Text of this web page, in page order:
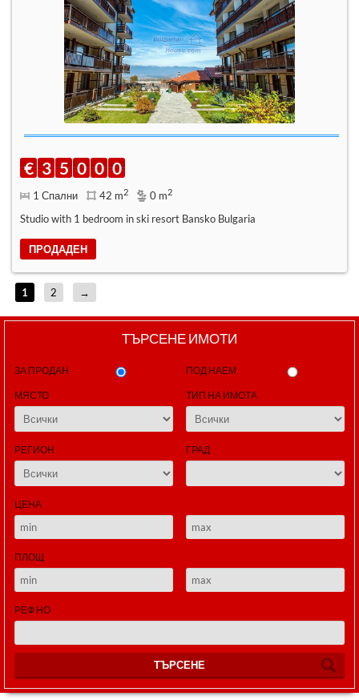
€ 3 5 0 0 0
1 Спални 42 m2 0 m2
Studio with 1 bedroom in ski resort Bansko Bulgaria
ПРОДАДЕН
1 2 →
ТЪРСЕНЕ ИМОТИ
ЗА ПРОДАН ПОД НАЕМ
МЯСТО ТИП НА ИМОТА
РЕГИОН ГРАД
ЦЕНА
ПЛОЩ
РЕФ НО
ТЪРСЕНЕ